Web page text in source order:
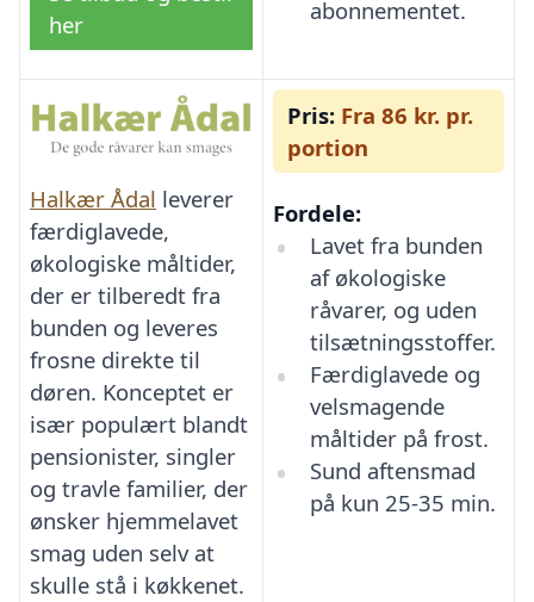
her
abonnementet.
Halkær Ådal leverer
færdiglavede,
økologiske måltider,
der er tilberedt fra
bunden og leveres
frosne direkte til
døren. Konceptet er
især populært blandt
pensionister, singler
og travle familier, der
ønsker hjemmelavet
smag uden selv at
skulle stå i køkkenet.
Pris: Fra 86 kr. pr.
portion
Fordele:
Lavet fra bunden
af økologiske
råvarer, og uden
tilsætningsstoffer.
Færdiglavede og
velsmagende
måltider på frost.
Sund aftensmad
på kun 25-35 min.